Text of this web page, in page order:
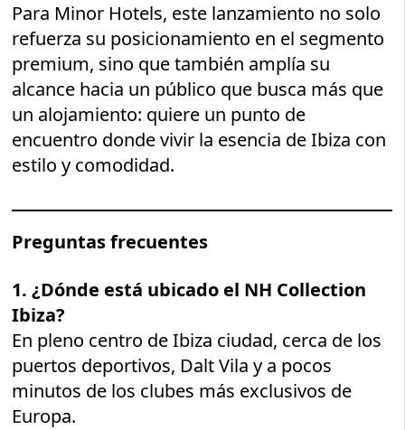
Para Minor Hotels, este lanzamiento no solo
refuerza su posicionamiento en el segmento
premium, sino que también amplía su
alcance hacia un público que busca más que
un alojamiento: quiere un punto de
encuentro donde vivir la esencia de Ibiza con
estilo y comodidad.
Preguntas frecuentes
1. ¿Dónde está ubicado el NH Collection
Ibiza?
En pleno centro de Ibiza ciudad, cerca de los
puertos deportivos, Dalt Vila y a pocos
minutos de los clubes más exclusivos de
Europa.